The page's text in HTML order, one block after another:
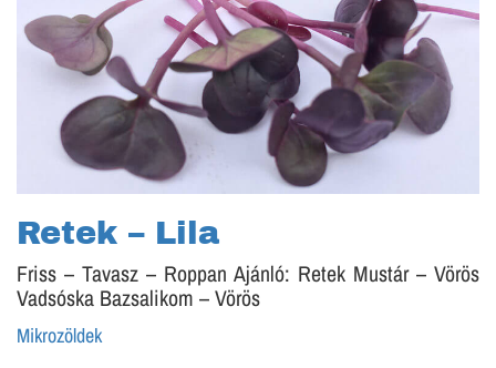
Retek – Lila
Friss – Tavasz – Roppan Ajánló: Retek Mustár – Vörös
Vadsóska Bazsalikom – Vörös
Mikrozöldek